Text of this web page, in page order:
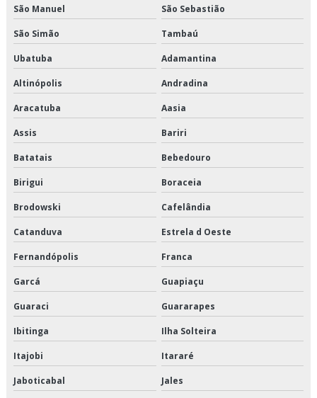
Transportadora fracionado são paulo
Transportadora fracionado sp
Transporte cross docking
Transporte de alimentos
Transporte de alimentos congelados
Transporte de alimentos perecíveis
Transporte de alimentos perecíveis em sp
Transporte de alimentos perecíveis preço
Transporte de alimentos perecíveis são paulo
Transporte de alimentos perecíveis valor
Transporte de alimentos refrigerados
Transporte de cargas frias
São Manuel São Sebastião
São Simão Tambaú
Ubatuba Adamantina
Altinópolis Andradina
Aracatuba Aasia
Assis Bariri
Batatais Bebedouro
Birigui Boraceia
Brodowski Cafelândia
Catanduva Estrela d Oeste
Fernandópolis Franca
Garcá Guapiaçu
Guaraci Guararapes
Ibitinga Ilha Solteira
Itajobi Itararé
Jaboticabal Jales